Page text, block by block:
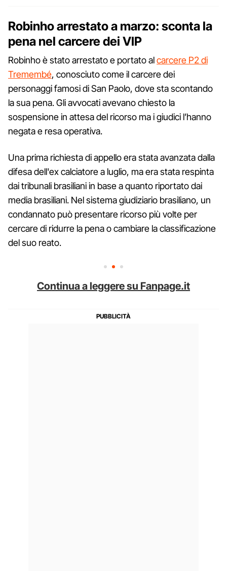
Robinho arrestato a marzo: sconta la
pena nel carcere dei VIP
Robinho è stato arrestato e portato alcarcere P2 di
Tremembé, conosciuto come il carcere dei
personaggi famosi di San Paolo, dove sta scontando
la sua pena. Gli avvocati avevano chiesto la
sospensione in attesa del ricorso ma i giudici l’hanno
negata e resa operativa.
Una prima richiesta di appello era stata avanzata dalla
difesa dell'ex calciatore a luglio, ma era stata respinta
dai tribunali brasiliani in base a quanto riportato dai
media brasiliani. Nel sistema giudiziario brasiliano, un
condannato può presentare ricorso più volte per
cercare di ridurre la pena o cambiare la classificazione
del suo reato.
Continua a leggere su Fanpage.it